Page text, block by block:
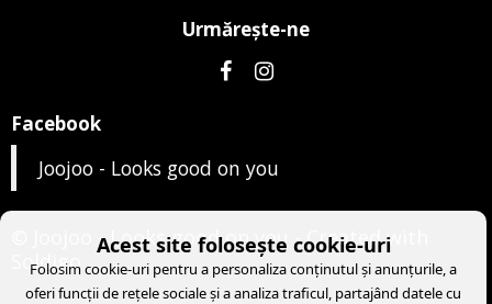
Urmăreşte-ne
Facebook
Joojoo - Looks good on you
© Joojoo - Looks good on you - Created with
Soldigo
Acest site folosește cookie-uri
Folosim cookie-uri pentru a personaliza conținutul și anunțurile, a
oferi funcții de rețele sociale și a analiza traficul, partajând datele cu